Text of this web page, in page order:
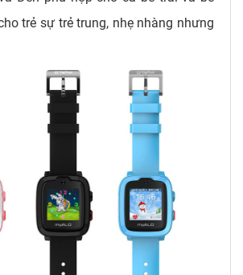
trẻ sự trẻ trung, nhẹ nhàng nhưng